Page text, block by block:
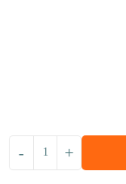
+
-